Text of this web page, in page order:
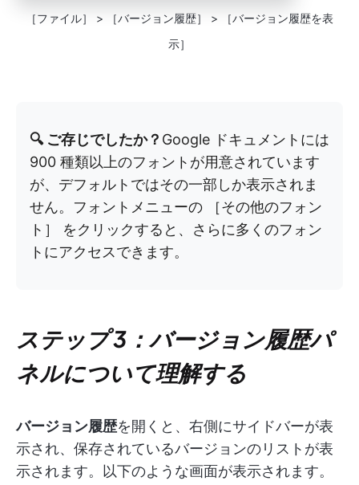
［ファイル］ > ［バージョン履歴］ > ［バージョン履歴を表
示］
🔍 ご存じでしたか？ Google ドキュメントには
900 種類以上のフォントが用意されています
が、デフォルトではその一部しか表示されま
せん。フォントメニューの ［その他のフォン
ト］ をクリックすると、さらに多くのフォン
トにアクセスできます。
ステップ 3：バージョン履歴パ
ネルについて理解する
バージョン履歴を開くと、右側にサイドバーが表
示され、保存されているバージョンのリストが表
示されます。以下のような画面が表示されます。